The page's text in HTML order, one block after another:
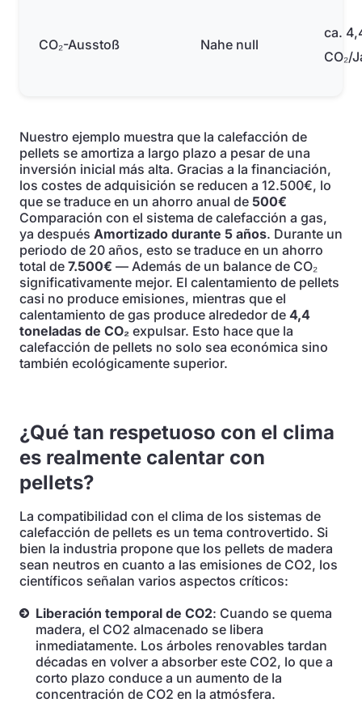
CO₂-Ausstoß Nahe null
ca.
CO₂/
Nuestro ejemplo muestra que la calefacción de
pellets se amortiza a largo plazo a pesar de una
inversión inicial más alta. Gracias a la financiación,
los costes de adquisición se reducen a 12.500€, lo
que se traduce en un ahorro anual de 500€
Comparación con el sistema de calefacción a gas,
ya después Amortizado durante 5 años. Durante un
periodo de 20 años, esto se traduce en un ahorro
total de 7.500€ — Además de un balance de CO₂
significativamente mejor. El calentamiento de pellets
casi no produce emisiones, mientras que el
calentamiento de gas produce alrededor de 4,4
toneladas de CO₂ expulsar. Esto hace que la
calefacción de pellets no solo sea económica sino
también ecológicamente superior.
¿Qué tan respetuoso con el clima
es realmente calentar con
pellets?
La compatibilidad con el clima de los sistemas de
calefacción de pellets es un tema controvertido. Si
bien la industria propone que los pellets de madera
sean neutros en cuanto a las emisiones de CO2, los
científicos señalan varios aspectos críticos:
Liberación temporal de CO2: Cuando se quema
madera, el CO2 almacenado se libera
inmediatamente. Los árboles renovables tardan
décadas en volver a absorber este CO2, lo que a
corto plazo conduce a un aumento de la
concentración de CO2 en la atmósfera.